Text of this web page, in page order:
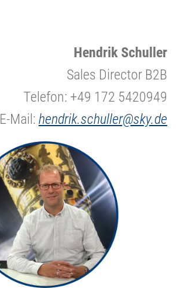
Hendrik Schuller
Sales Director B2B
Telefon: +49 172 5420949
E-Mail: hendrik.schuller@sky.de